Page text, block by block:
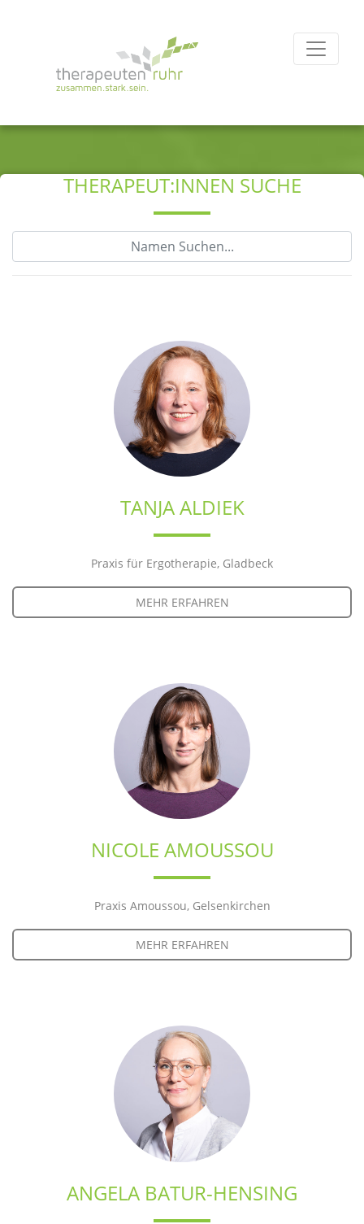
THERAPEUT:INNEN SUCHE
TANJA ALDIEK
Praxis für Ergotherapie, Gladbeck
MEHR ERFAHREN
NICOLE AMOUSSOU
Praxis Amoussou, Gelsenkirchen
MEHR ERFAHREN
ANGELA BATUR-HENSING